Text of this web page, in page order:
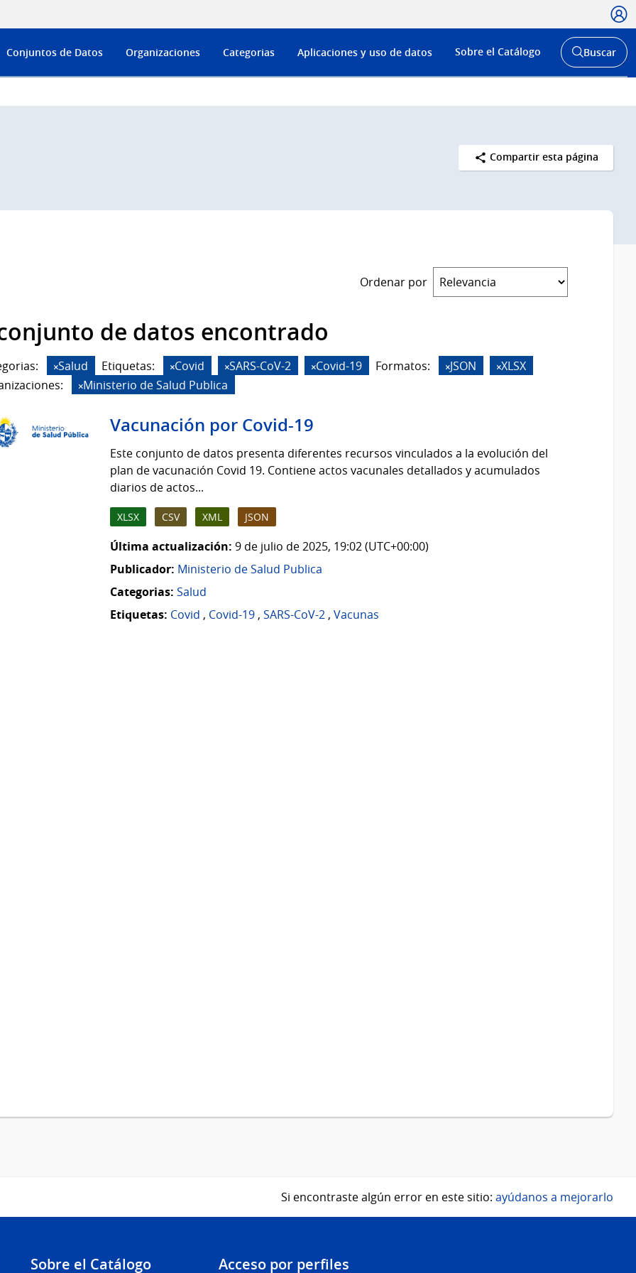
Menú
de
Conjuntos de Datos Organizaciones Categorias Aplicaciones y uso de datos Sobre el Catálogo
Abrir
buscador
Buscar
Compartir esta página
Ordenar por
de datos encontrado
Salud Etiquetas: Covid SARS-CoV-2 Covid-19 Formatos: JSON
XLSX
Ministerio de Salud Publica
Vacunación por Covid-19
Este conjunto de datos presenta diferentes recursos vinculados a la evolución del
plan de vacunación Covid 19. Contiene actos vacunales detallados y acumulados
diarios de actos...
XLSX CSV XML JSON
Última actualización: 9 de julio de 2025, 19:02 (UTC+00:00)
Publicador: Ministerio de Salud Publica
Categorias: Salud
Etiquetas: Covid , Covid-19, SARS-CoV-2, Vacunas
Si encontraste algún error en este sitio: ayúdanos a mejorarlo
Sobre el Catálogo Acceso por perfiles